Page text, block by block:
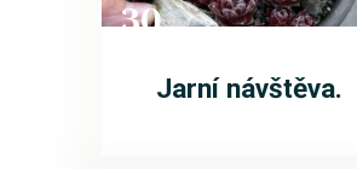
30
Jarní návštěva.